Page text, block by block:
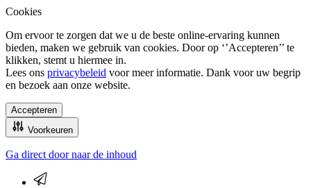
Cookies
Om ervoor te zorgen dat we u de beste online-ervaring kunnen
bieden, maken we gebruik van cookies. Door op ‘’Accepteren’’ te
klikken, stemt u hiermee in.
Lees ons privacybeleid voor meer informatie. Dank voor uw begrip
en bezoek aan onze website.
Accepteren
Voorkeuren
100% breukloze bezorging
Ga direct door naar de inhoud